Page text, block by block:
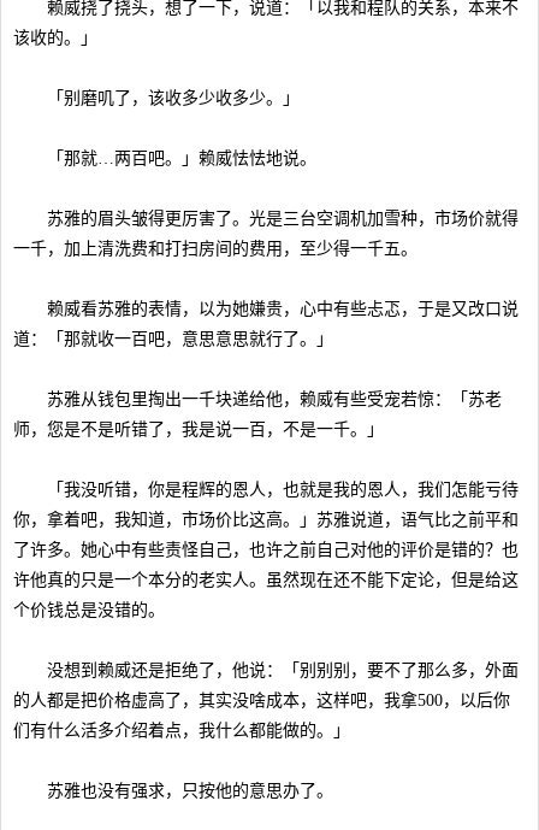
赖威挠了挠头，想了一下，说道：「以我和程队的关系，本来不
该收的。」
「别磨叽了，该收多少收多少。」
「那就…两百吧。」赖威怯怯地说。
苏雅的眉头皱得更厉害了。光是三台空调机加雪种，市场价就得
一千，加上清洗费和打扫房间的费用，至少得一千五。
赖威看苏雅的表情，以为她嫌贵，心中有些忐忑，于是又改口说
道：「那就收一百吧，意思意思就行了。」
苏雅从钱包里掏出一千块递给他，赖威有些受宠若惊：「苏老
师，您是不是听错了，我是说一百，不是一千。」
「我没听错，你是程辉的恩人，也就是我的恩人，我们怎能亏待
你，拿着吧，我知道，市场价比这高。」苏雅说道，语气比之前平和
了许多。她心中有些责怪自己，也许之前自己对他的评价是错的？也
许他真的只是一个本分的老实人。虽然现在还不能下定论，但是给这
个价钱总是没错的。
没想到赖威还是拒绝了，他说：「别别别，要不了那么多，外面
的人都是把价格虚高了，其实没啥成本，这样吧，我拿500，以后你
们有什么活多介绍着点，我什么都能做的。」
苏雅也没有强求，只按他的意思办了。